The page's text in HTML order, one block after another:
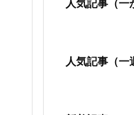
人気記事（一
人気記事（一